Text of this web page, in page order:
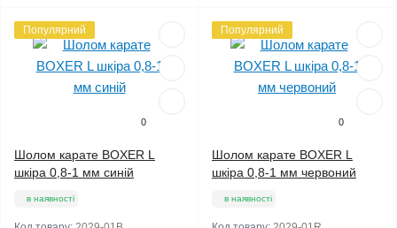
Популярний
0
Шолом карате BOXER L
шкіра 0,8-1 мм синій
в наявності
Популярний
0
Шолом карате BOXER L
шкіра 0,8-1 мм червоний
в наявності